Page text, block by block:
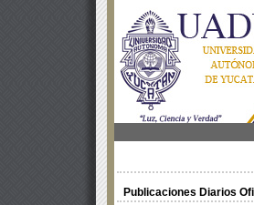
Publicaciones Diarios